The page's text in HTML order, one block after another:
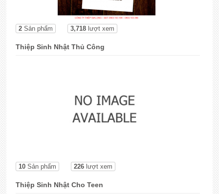
2Sản phẩm 3,718lượt xem
Thiệp Sinh Nhật Thủ Công
10Sản phẩm 226lượt xem
Thiệp Sinh Nhật Cho Teen